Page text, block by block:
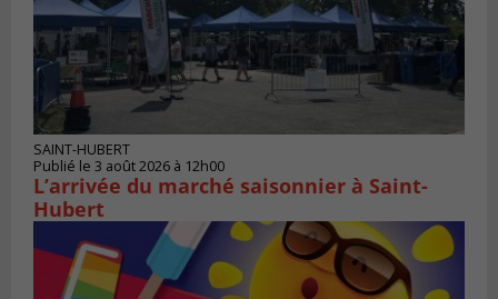
SAINT-HUBERT
Publié le 3 août 2026 à 12h00
L’arrivée du marché saisonnier à Saint-
Hubert